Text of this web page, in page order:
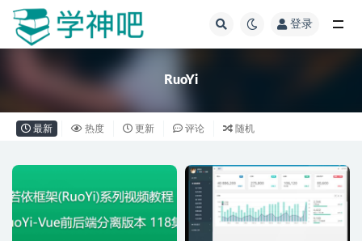
登录
RuoYi
最新 热度 更新 评论 随机